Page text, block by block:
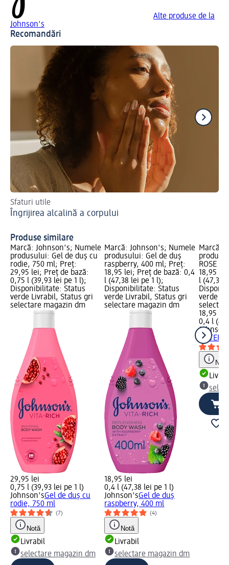
Alte produse de la
Johnson's
Recomandări
Sfaturi utile
Îngrijirea alcalină a corpului
Produse similare
Marcă: Johnson's; Numele
produsului: Gel de duș cu
rodie, 750 ml; Preț:
29,95 lei; Preț de bază:
0,75 l (39,93 lei pe 1 l);
Disponibilitate: Status
verde Livrabil, Status gri
selectare magazin dm
29,95 lei
0,75 l (39,93 lei pe 1 l)
Johnson'sGel de duș cu
rodie, 750 ml
(7)
Notă
Livrabil
selectare magazin dm
Marcă: Johnson's; Numele
produsului: Gel de duș
raspberry, 400 ml; Preț:
18,95 lei; Preț de bază: 0,4
l (47,38 lei pe 1 l);
Disponibilitate: Status
verde Livrabil, Status gri
selectare magazin dm
18,95 lei
0,4 l (47,38 lei pe 1 l)
Johnson'sGel de duș
raspberry, 400 ml
(4)
Notă
Livrabil
selectare magazin dm
Marcă:
ROSE
18,95
l (47,38
verde
18,95 lei
0,4 l
Notă